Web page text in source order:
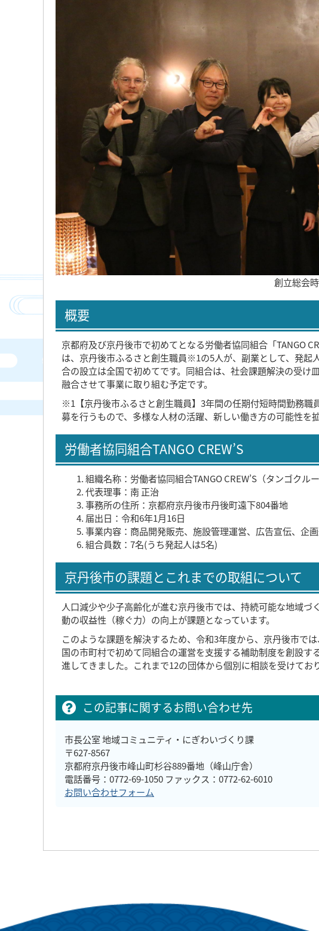
創立総会
概要
京都府及び京丹後市で初めてとなる労働者協同組合「TANGO
は、京丹後市ふるさと創生職員※1の5人が、副業として、発起
合の設立は全国で初めてです。同組合は、社会課題解決の受
融合させて事業に取り組む予定です。
※1【京丹後市ふるさと創生職員】3年間の任期付短時間勤務
募を行うもので、多様な人材の活躍、新しい働き方の可能性を
労働者協同組合TANGO CREW’S
組織名称：労働者協同組合TANGO CREW’S（タンゴクルー
代表理事：南 正治
事務所の住所：京都府京丹後市丹後町遠下804番地
届出日：令和6年1月16日
事業内容：商品開発販売、施設管理運営、広告宣伝、企
組合員数：7名(うち発起人は5名)
京丹後市の課題とこれまでの取組について
人口減少や少子高齢化が進む京丹後市では、持続可能な地域
動の収益性（稼ぐ力）の向上が課題となっています。
このような課題を解決するため、令和3年度から、京丹後市で
国の市町村で初めて同組合の運営を支援する補助制度を創設
進してきました。これまで12の団体から個別に相談を受けてお
この記事に関するお問い合わせ先
市長公室 地域コミュニティ・にぎわいづくり課
〒627-8567
京都府京丹後市峰山町杉谷889番地（峰山庁舎）
電話番号：0772-69-1050 ファックス：0772-62-6010
お問い合わせフォーム